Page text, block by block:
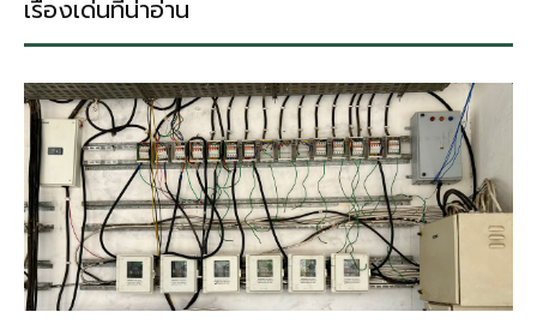
เรื่องเด่นที่น่าอ่าน